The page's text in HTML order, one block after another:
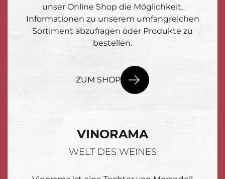
unser Online Shop die Möglichkeit,
Informationen zu unserem umfangreichen
Sortiment abzufragen oder Produkte zu
bestellen.
ZUM SHOP
VINORAMA
WELT DES WEINES